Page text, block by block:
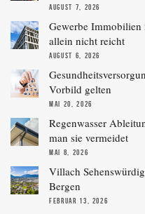
AUGUST 7, 2026
Gewerbe
allein nicht reicht
AUGUST 6, 2026
Vorbild gelten
MAI 20, 2026
Regenwasser
man sie vermeidet
MAI 8, 2026
Villach
Bergen
FEBRUAR 13, 2026